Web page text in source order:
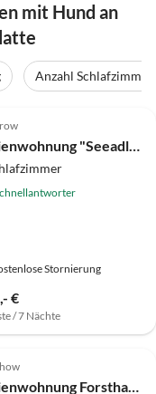
mit Hund an
Anzahl Schlafzimmer
Top-Inserat
Ferienwohnung "Seeadler"
Stornierung
€
/ 7 Nächte
Top-Inserat
5.0 (8)
Ferienwohnung Forsthaus in Biestorf